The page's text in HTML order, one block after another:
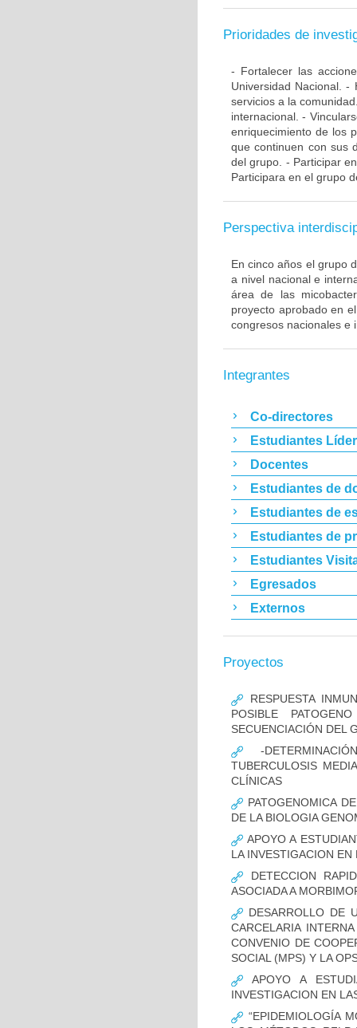
Prioridades de
- Fortalecer las
Universidad Nacional. -
servicios a la
internacional. -
enriquecimiento de los
que continuen con sus
del grupo. - Participar
Participara en el grupo
Perspectiva
En cinco años el grupo
a nivel nacional e
área de las
proyecto aprobado en
congresos nacionales e
Integrantes
Co-directores
Estudiantes
Docentes
Estudiantes de
Estudiantes de
Estudiantes de
Estudiantes
Egresados
Externos
Proyectos
RESPUESTA
POSIBLE
SECUENCIACIÓN DEL
-
TUBERCULOSIS
CLÍNICAS
PATOGENOMICA
DE LA BIOLOGIA
APOYO A
LA INVESTIGACION EN
DETECCION
ASOCIADA A
DESARROLLO DE
CARCELARIA
CONVENIO DE
SOCIAL (MPS) Y LA
APOYO A
INVESTIGACION EN
“EPIDEMIOLOGÍA